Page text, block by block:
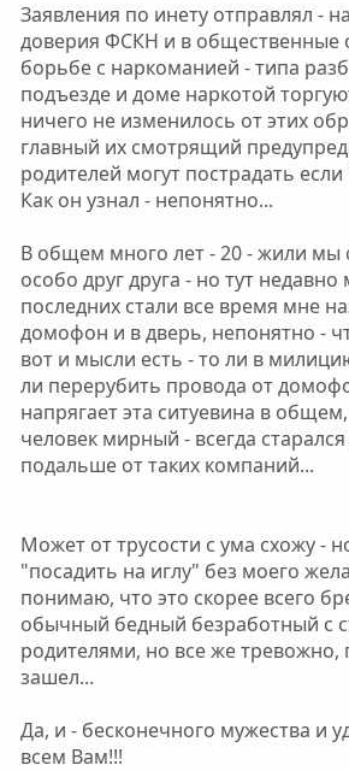
Заявления по инету отправлял -
доверия ФСКН и в общественные
борьбе с наркоманией - типа
подъезде и доме наркотой
ничего не изменилось от этих
главный их смотрящий
родителей могут пострадать если
Как он узнал - непонятно...
В общем много лет - 20 - жили мы
особо друг друга - но тут недавно
последних стали все время мне
домофон и в дверь, непонятно -
вот и мысли есть - то ли в
ли перерубить провода от
напрягает эта ситуевина в
человек мирный - всегда
подальше от таких компаний...
Может от трусости с ума схожу -
"посадить на иглу" без моего
понимаю, что это скорее всего
обычный бедный безработный с
родителями, но все же тревожно,
зашел...
Да, и - бесконечного мужества и
всем Вам!!!